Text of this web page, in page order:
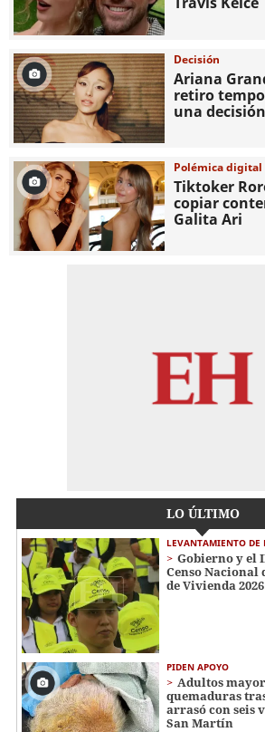
Decisión
Ariana
retiro
una
Polémica digital
Tiktoker
copiar
Galita Ari
LO ÚLTIMO
LEVANTAMIENTO DE
Gobierno y el
Censo Nacional
de Vivienda 2026
PIDEN APOYO
Adultos
quemaduras
arrasó con seis
San Martín